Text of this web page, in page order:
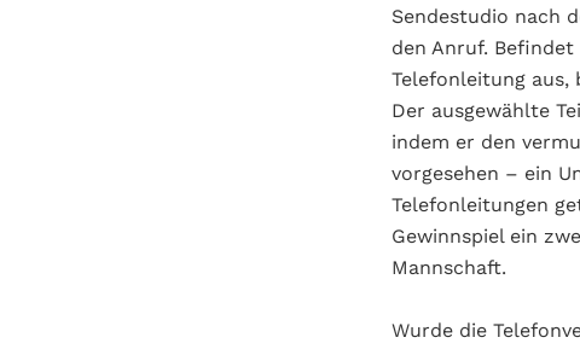
Sendestudio nach
den Anruf.
Telefonleitung aus,
Der ausgewählte
indem er den
vorgesehen – ein
Telefonleitungen
Gewinnspiel ein
Mannschaft.
Wurde die